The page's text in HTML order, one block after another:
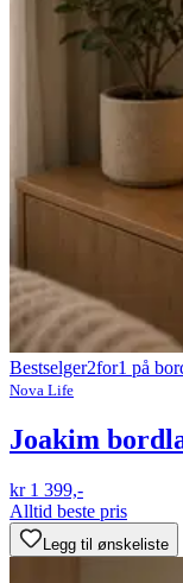
Bestselger2for1 på
Nova Life
Joakim
kr 1 399,-
Alltid beste pris
Legg til ønskeliste